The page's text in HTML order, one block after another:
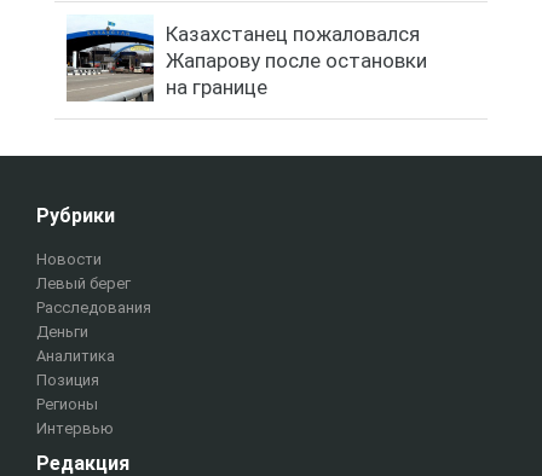
Казахстанец пожаловался
Жапарову после остановки
на границе
Рубрики
Новости
Левый берег
Расследования
Деньги
Аналитика
Позиция
Регионы
Интервью
Редакция